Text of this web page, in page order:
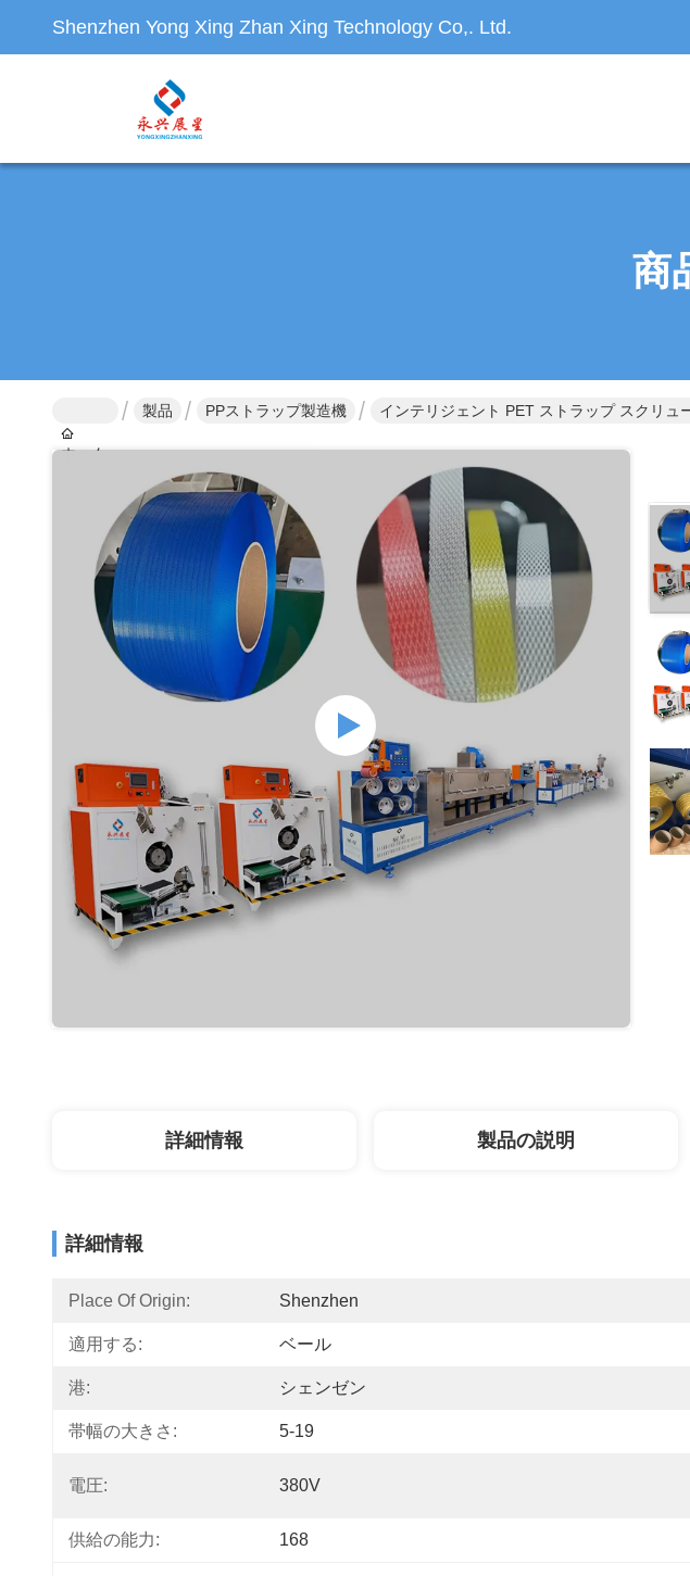
Shenzhen Yong Xing Zhan Xing Technology Co,. Ltd.
商
ホーム
製品 PPストラップ製造機 インテリジェント PET ストラップ スクリ
詳細情報 製品の説明
詳細情報
Place Of Origin: Shenzhen
適用する: ベール
港: シェンゼン
帯幅の大きさ: 5-19
電圧: 380V
供給の能力: 168